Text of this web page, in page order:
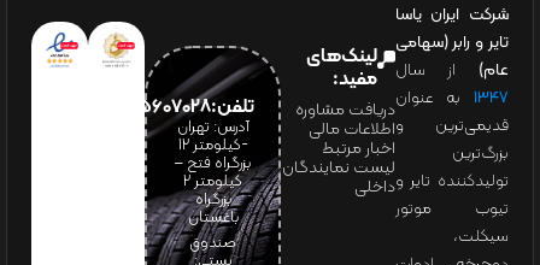
شرکت ایران یاسا
تایر و رابر (سهامی
عام) از سال
۱۳۴۷ به عنوان
قدیمی‌ترین و
بزرگ‌ترین
تولیدکننده تایر و
تیوب موتور
سیکلت،
لینک‌های
مفید:
دریافت مشاوره
اطلاعات مالی
اخبار مرتبط
لیست نمایندگان
داخلی
تلفن:65607028(021)
آدرس: تهران
-کیلومتر 12
بزرگراه فتح –
کیلومتر ۲
بزرگراه
باغستان
صندوق